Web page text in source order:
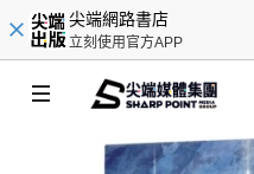
尖端網路書店
立刻使用官方APP